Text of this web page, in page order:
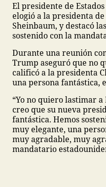
El presidente de
elogió a la presidenta
Sheinbaum, y destacó
sostenido con la
Durante una reunión
Trump aseguró que no
calificó a la presidenta
una persona fantástica,
“Yo no quiero lastimar
creo que su nueva
fantástica. Hemos
muy elegante, una
muy agradable, muy
mandatario